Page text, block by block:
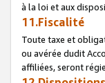
à la loi et aux
11.Fiscalité
Toute taxe et
ou avérée dudit
affiliées, seront